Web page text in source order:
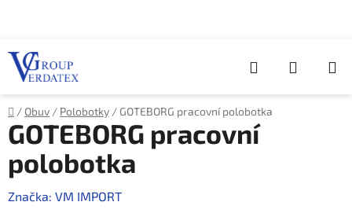
Hledat
KOŠÍK
Domů
/ Obuv / Polobotky / GOTEBORG pracovní polobotka
GOTEBORG pracovní
polobotka
Značka: VM IMPORT